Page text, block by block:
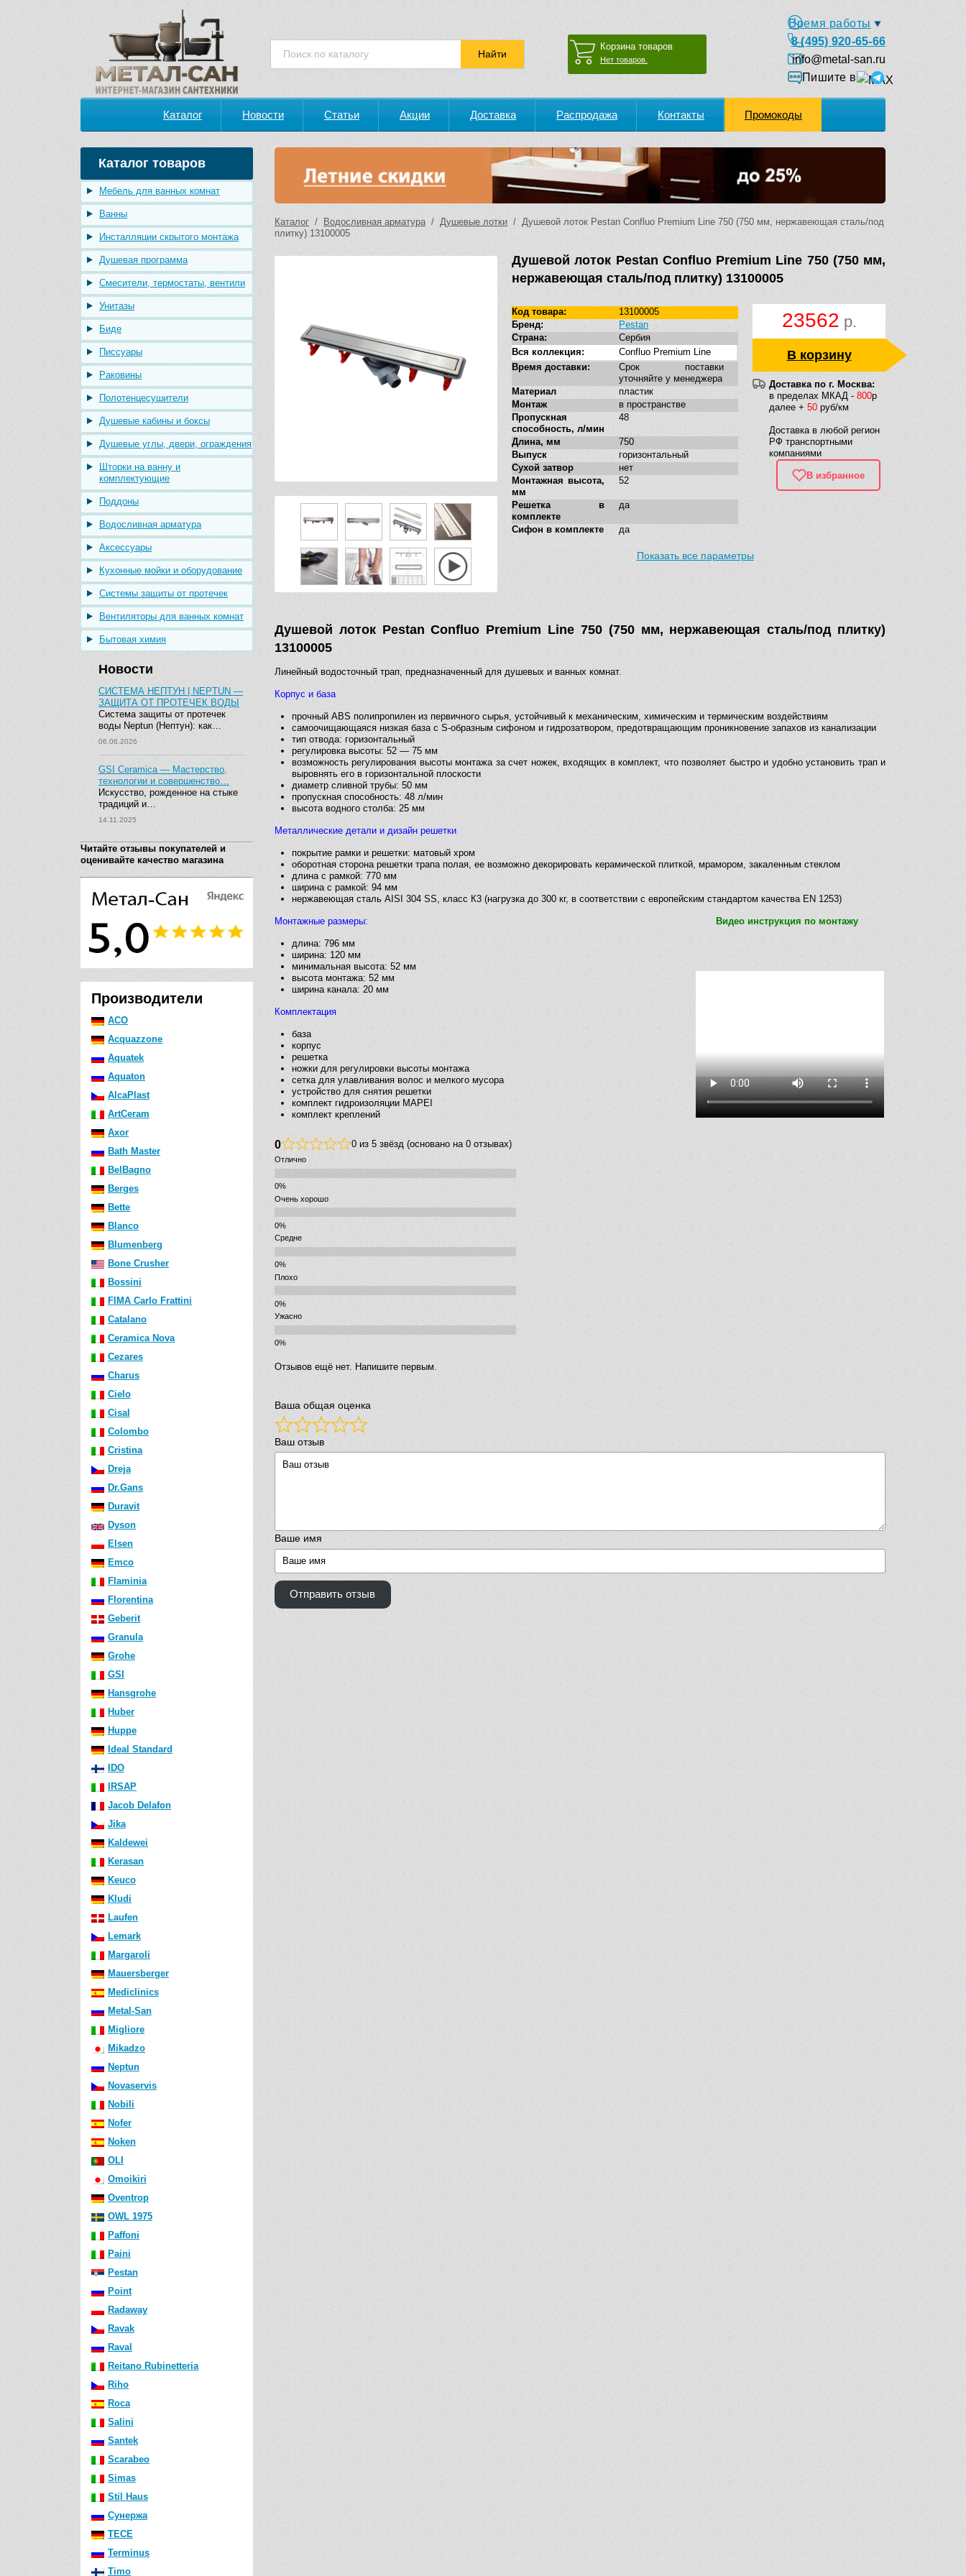
Корзина товаров
Нет товаров.
Время работы
8 (495) 920-65-66
info@metal-san.ru
Пишите в
Каталог Новости Статьи Акции Доставка Распродажа Контакты Промокоды
Каталог товаров
Мебель для ванных комнат
Ванны
Инсталляции скрытого монтажа
Душевая программа
Смесители, термостаты, вентили
Унитазы
Биде
Писсуары
Раковины
Полотенцесушители
Душевые кабины и боксы
Душевые углы, двери, ограждения
Шторки на ванну и
комплектующие
Поддоны
Водосливная арматура
Аксессуары
Кухонные мойки и оборудование
Системы защиты от протечек
Вентиляторы для ванных комнат
Бытовая химия
Новости
СИСТЕМА НЕПТУН | NEPTUN —
ЗАЩИТА ОТ ПРОТЕЧЕК ВОДЫ
Система защиты от протечек
воды Neptun (Нептун): как…
06.06.2026
GSI Ceramica — Мастерство,
технологии и совершенство…
Искусство, рожденное на стыке
традиций и…
14.11.2025
Читайте отзывы покупателей и
оценивайте качество магазина
Производители
ACO
Acquazzone
Aquatek
Aquaton
AlcaPlast
ArtCeram
Axor
Bath Master
BelBagno
Berges
Bette
Blanco
Blumenberg
Bone Crusher
Bossini
FIMA Carlo Frattini
Catalano
Ceramica Nova
Cezares
Charus
Cielo
Cisal
Colombo
Cristina
Dreja
Dr.Gans
Duravit
Dyson
Elsen
Emco
Flaminia
Florentina
Geberit
Granula
Grohe
GSI
Hansgrohe
Huber
Huppe
Ideal Standard
IDO
IRSAP
Jacob Delafon
Jika
Kaldewei
Kerasan
Keuco
Kludi
Laufen
Lemark
Margaroli
Mauersberger
Mediclinics
Metal-San
Migliore
Mikadzo
Neptun
Novaservis
Nobili
Nofer
Noken
OLI
Omoikiri
Oventrop
OWL 1975
Paffoni
Paini
Pestan
Point
Radaway
Ravak
Raval
Reitano Rubinetteria
Riho
Roca
Salini
Santek
Scarabeo
Simas
Stil Haus
Сунержа
TECE
Terminus
Timo
Каталог / Водосливная арматура/ Душевые лотки / Душевой лоток Pestan Confluo Premium Line 750 (750 мм, нержавеющая сталь/под
плитку) 13100005
Душевой лоток Pestan Confluo Premium Line 750 (750 мм,
нержавеющая сталь/под плитку) 13100005
23562 р.
В корзину
Доставка по г. Москва:
в пределах МКАД - 800р
далее + 50 руб/км
Доставка в любой регион
РФ транспортными
компаниями
В избранное
Код товара:
13100005
Бренд:
Pestan
Страна:
Сербия
Вся коллекция:
Confluo Premium Line
Время доставки:
Срок поставки
уточняйте у менеджера
Материал
пластик
Монтаж
в пространстве
Пропускная
способность, л/мин
48
Длина, мм
750
Выпуск
горизонтальный
Сухой затвор
нет
Монтажная высота,
мм
52
Решетка в
комплекте
да
Сифон в комплекте да
Показать все параметры
Душевой лоток Pestan Confluo Premium Line 750 (750 мм, нержавеющая сталь/под плитку)
13100005
Линейный водосточный трап, предназначенный для душевых и ванных комнат.
Корпус и база
прочный ABS полипропилен из первичного сырья, устойчивый к механическим, химическим и термическим воздействиям
самоочищающаяся низкая база с S-образным сифоном и гидрозатвором, предотвращающим проникновение запахов из канализации
тип отвода: горизонтальный
регулировка высоты: 52 — 75 мм
возможность регулирования высоты монтажа за счет ножек, входящих в комплект, что позволяет быстро и удобно установить трап и
выровнять его в горизонтальной плоскости
диаметр сливной трубы: 50 мм
пропускная способность: 48 л/мин
высота водного столба: 25 мм
Металлические детали и дизайн решетки
покрытие рамки и решетки: матовый хром
оборотная сторона решетки трапа полая, ее возможно декорировать керамической плиткой, мрамором, закаленным стеклом
длина с рамкой: 770 мм
ширина с рамкой: 94 мм
нержавеющая сталь AISI 304 SS, класс К3 (нагрузка до 300 кг, в соответствии с европейским стандартом качества EN 1253)
Видео инструкция по монтажу
Монтажные размеры:
длина: 796 мм
ширина: 120 мм
минимальная высота: 52 мм
высота монтажа: 52 мм
ширина канала: 20 мм
Комплектация
база
корпус
решетка
ножки для регулировки высоты монтажа
сетка для улавливания волос и мелкого мусора
устройство для снятия решетки
комплект гидроизоляции MAPEI
комплект креплений
0 0 из 5 звёзд (основано на 0 отзывах)
Отлично
Очень хорошо
Средне
Плохо
Ужасно
Отзывов ещё нет. Напишите первым.
Ваша общая оценка
Ваш отзыв
Ваше имя
Отправить отзыв